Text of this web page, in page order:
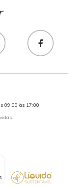
09:00 às 17:00.